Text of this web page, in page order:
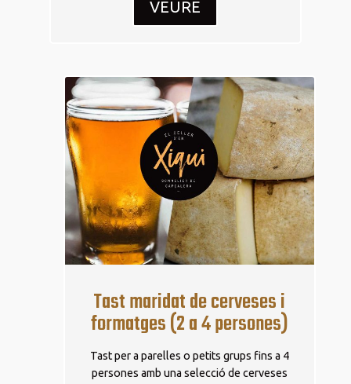
VEURE
Tast maridat de cerveses i
formatges (2 a 4 persones)
Tast per a parelles o petits grups fins a 4
persones amb una selecció de cerveses